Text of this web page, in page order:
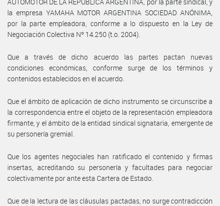
la empresa YAMAHA MOTOR ARGENTINA SOCIEDAD ANÓNIMA,
por la parte empleadora, conforme a lo dispuesto en la Ley de
Negociación Colectiva Nº 14.250 (t.o. 2004).
Que a través de dicho acuerdo las partes pactan nuevas
condiciones económicas, conforme surge de los términos y
contenidos establecidos en el acuerdo.
Que el ámbito de aplicación de dicho instrumento se circunscribe a
la correspondencia entre el objeto de la representación empleadora
firmante, y el ámbito de la entidad sindical signataria, emergente de
su personería gremial.
Que los agentes negociales han ratificado el contenido y firmas
insertas, acreditando su personería y facultades para negociar
colectivamente por ante esta Cartera de Estado.
Que de la lectura de las cláusulas pactadas, no surge contradicción